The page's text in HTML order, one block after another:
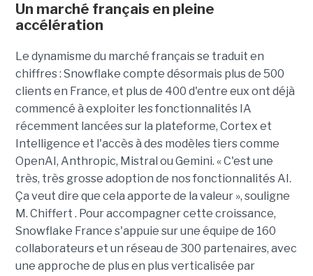
Un marché français en pleine
accélération
Le dynamisme du marché français se traduit en
chiffres : Snowflake compte désormais plus de 500
clients en France, et plus de 400 d'entre eux ont déjà
commencé à exploiter les fonctionnalités IA
récemment lancées sur la plateforme, Cortex et
Intelligence et l'accès à des modèles tiers comme
OpenAI, Anthropic, Mistral ou Gemini. « C'est une
très, très grosse adoption de nos fonctionnalités AI.
Ça veut dire que cela apporte de la valeur », souligne
M. Chiffert . Pour accompagner cette croissance,
Snowflake France s'appuie sur une équipe de 160
collaborateurs et un réseau de 300 partenaires, avec
une approche de plus en plus verticalisée par